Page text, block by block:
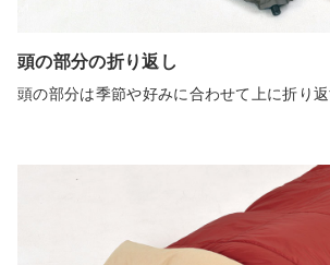
頭の部分の折り返し
頭の部分は季節や好みに合わせて上に折り返